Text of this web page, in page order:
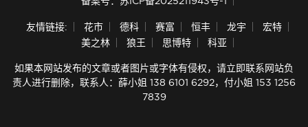
友情链接: 花市 德科 赛富 恒丰 龙宇
宏特
美之林
狼王 思博特 科亚
如果本网站发布的文章或者图片或字体有侵权，请立即联系网站负
责人进行删除，联系人：薛小姐 138 6101 6292，付小姐 153 1256
7839